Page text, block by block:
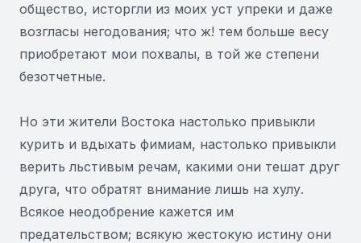
общество, исторгли из моих уст упреки и даже
возгласы негодования; что ж! тем больше весу
приобретают мои похвалы, в той же степени
безотчетные.
Но эти жители Востока настолько привыкли
курить и вдыхать фимиам, настолько привыкли
верить льстивым речам, какими они тешат друг
друга, что обратят внимание лишь на хулу.
Всякое неодобрение кажется им
предательством; всякую жестокую истину они